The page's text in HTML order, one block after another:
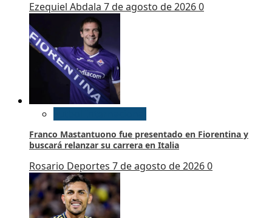
Ezequiel Abdala 7 de agosto de 20260
Franco Mastantuono fue presentado en Fiorentina y
buscará relanzar su carrera en Italia
Rosario Deportes 7 de agosto de 20260